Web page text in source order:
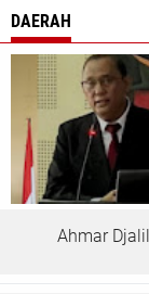
DAERAH
Ahmar